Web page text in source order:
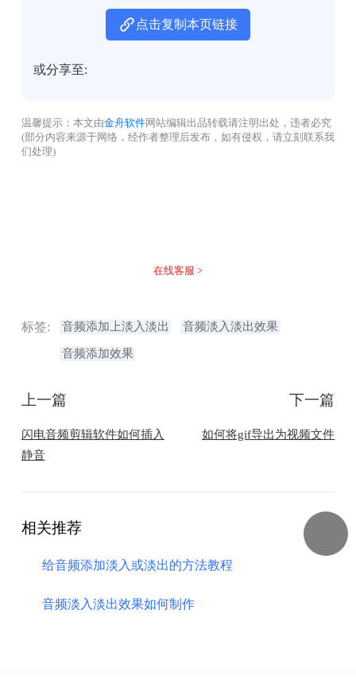
点击复制本页链接
或分享至:
温馨提示：本文由金舟软件网站编辑出品转载请注明出处，违者必究
(部分内容来源于网络，经作者整理后发布，如有侵权，请立刻联系我
们处理)
在线客服 >
标签: 音频添加上淡入淡出 音频淡入淡出效果
音频添加效果
上一篇
闪电音频剪辑软件如何插入
静音
下一篇
如何将gif导出为视频文件
相关推荐
给音频添加淡入或淡出的方法教程
音频淡入淡出效果如何制作